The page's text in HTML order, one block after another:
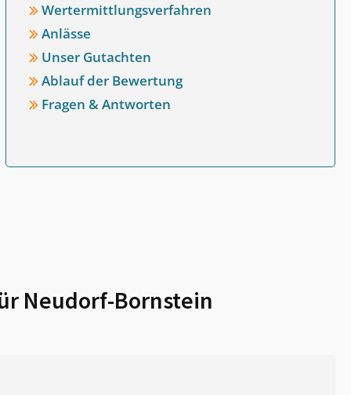
Wertermittlungsverfahren
Anlässe
Unser Gutachten
Ablauf der Bewertung
Fragen & Antworten
Neudorf-Bornstein